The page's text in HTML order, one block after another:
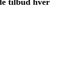
tilbud hver